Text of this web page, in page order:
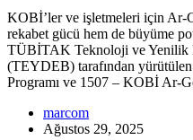
KOBİ’ler ve işletmeleri için Ar-
rekabet gücü hem de büyüme
TÜBİTAK Teknoloji ve Yenilik
(TEYDEB) tarafından
Programı ve 1507 – KOBİ Ar-
marcom
Ağustos 29, 2025